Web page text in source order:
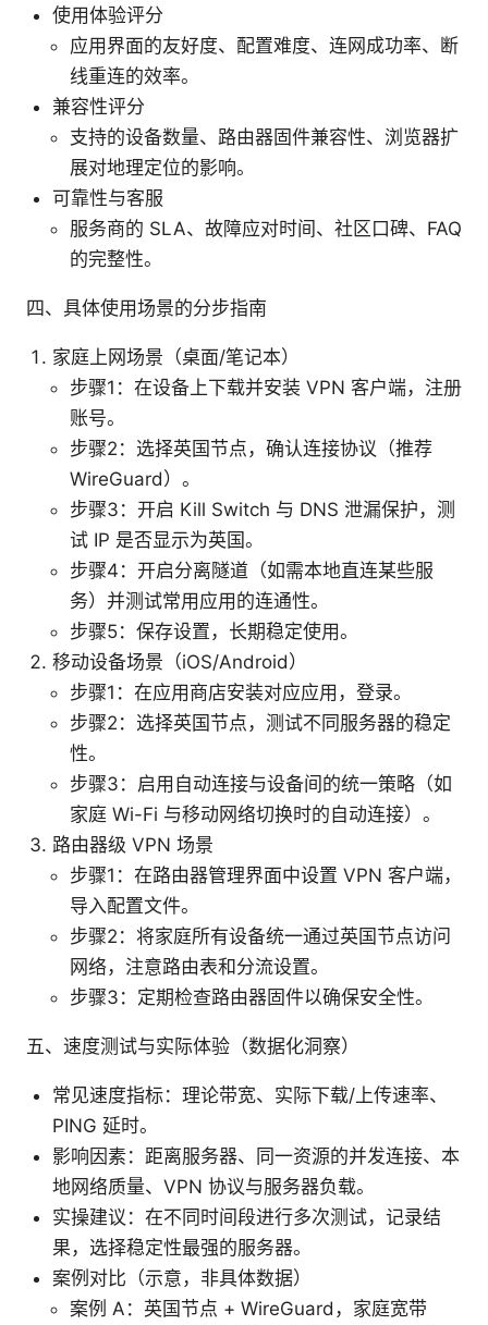
使用体验评分
应用界面的友好度、配置难度、连网成功率、断
线重连的效率。
兼容性评分
支持的设备数量、路由器固件兼容性、浏览器扩
展对地理定位的影响。
可靠性与客服
服务商的 SLA、故障应对时间、社区口碑、FAQ
的完整性。
四、具体使用场景的分步指南
家庭上网场景（桌面/笔记本）
步骤1：在设备上下载并安装 VPN 客户端，注册
账号。
步骤2：选择英国节点，确认连接协议（推荐
WireGuard）。
步骤3：开启 Kill Switch 与 DNS 泄漏保护，测
试 IP 是否显示为英国。
步骤4：开启分离隧道（如需本地直连某些服
务）并测试常用应用的连通性。
步骤5：保存设置，长期稳定使用。
移动设备场景（iOS/Android）
步骤1：在应用商店安装对应应用，登录。
步骤2：选择英国节点，测试不同服务器的稳定
性。
步骤3：启用自动连接与设备间的统一策略（如
家庭 Wi-Fi 与移动网络切换时的自动连接）。
路由器级 VPN 场景
步骤1：在路由器管理界面中设置 VPN 客户端，
导入配置文件。
步骤2：将家庭所有设备统一通过英国节点访问
网络，注意路由表和分流设置。
步骤3：定期检查路由器固件以确保安全性。
五、速度测试与实际体验（数据化洞察）
常见速度指标：理论带宽、实际下载/上传速率、
PING 延时。
影响因素：距离服务器、同一资源的并发连接、本
地网络质量、VPN 协议与服务器负载。
实操建议：在不同时间段进行多次测试，记录结
果，选择稳定性最强的服务器。
案例对比（示意，非具体数据）
案例 A：英国节点 + WireGuard，家庭宽带